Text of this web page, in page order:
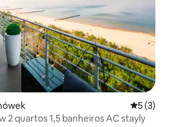
5 de
5 (3)
2 quartos 1,5 banheiros AC stayly